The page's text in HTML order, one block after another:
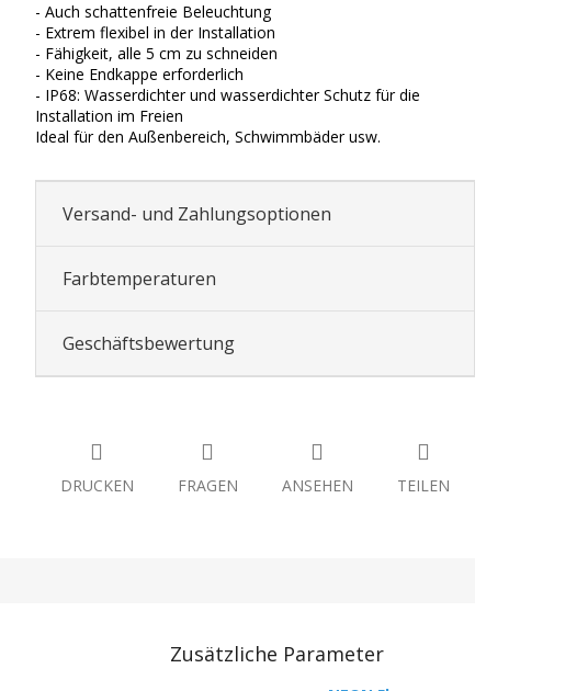
- Auch schattenfreie Beleuchtung
- Extrem flexibel in der Installation
- Fähigkeit, alle 5 cm zu schneiden
- Keine Endkappe erforderlich
- IP68: Wasserdichter und wasserdichter Schutz für die
Installation im Freien
Ideal für den Außenbereich, Schwimmbäder usw.
Versand- und Zahlungsoptionen
Farbtemperaturen
Geschäftsbewertung
DRUCKEN FRAGEN ANSEHEN TEILEN
Zusätzliche Parameter